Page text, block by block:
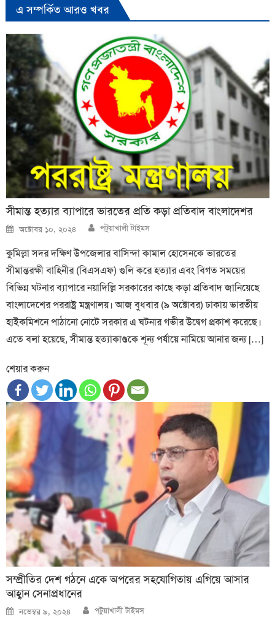
এ সম্পর্কিত আরও খবর
সীমান্ত হত্যার ব্যাপারে ভারতের প্রতি কড়া প্রতিবাদ বাংলাদেশর
Posted
on
অক্টোবর ১০, ২০২৪ Author
পটুয়াখালী টাইমস
কুমিল্লা সদর দক্ষিণ উপজেলার বাসিন্দা কামাল হোসেনকে ভারতের
সীমান্তরক্ষী বাহিনীর (বিএসএফ) গুলি করে হত্যার এবং বিগত সময়ের
বিভিন্ন ঘটনার ব্যাপারে নয়াদিল্লি সরকারের কাছে কড়া প্রতিবাদ জানিয়েছে
বাংলাদেশের পররাষ্ট্র মন্ত্রণালয়। আজ বুধবার (৯ অক্টোবর) ঢাকায় ভারতীয়
হাইকমিশনে পাঠানো নোটে সরকার এ ঘটনার গভীর উদ্বেগ প্রকাশ করেছে।
এতে বলা হয়েছে, সীমান্ত হত্যাকাণ্ডকে শূন্য পর্যায়ে নামিয়ে আনার জন্য […]
শেয়ার করুন
সম্প্রীতির দেশ গঠনে একে অপরের সহযোগিতায় এগিয়ে আসার
আহ্বান সেনাপ্রধানের
Posted
on
নভেম্বর ৯, ২০২৪ Author
পটুয়াখালী টাইমস